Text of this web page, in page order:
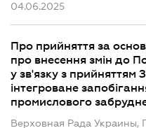
04.06.2025
Про прийняття за
про внесення змін до
у зв'язку з прийняттям
інтегроване
промислового
Верховная Рада Украины,